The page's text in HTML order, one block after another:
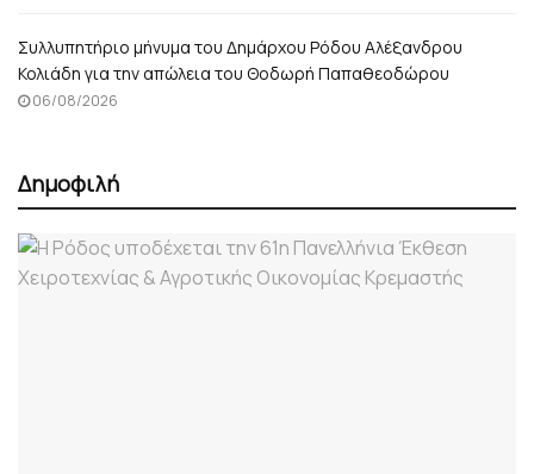
Συλλυπητήριο μήνυμα του Δημάρχου Ρόδου Αλέξανδρου
Κολιάδη για την απώλεια του Θοδωρή Παπαθεοδώρου
06/08/2026
Δημοφιλή